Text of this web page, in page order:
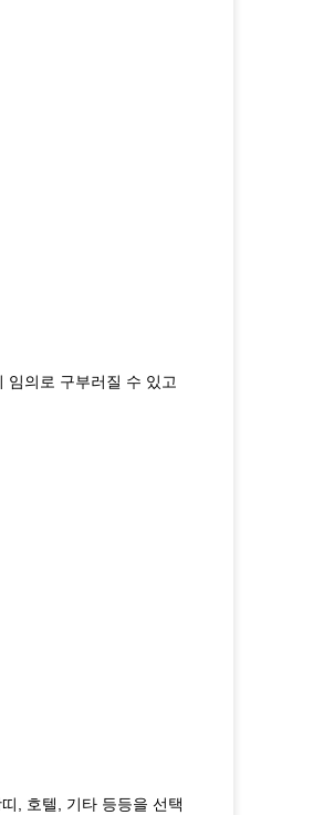
임의로 구부러질 수 있고
, 호텔, 기타 등등을 선택